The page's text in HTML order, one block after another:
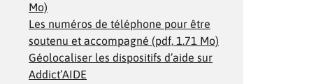
Mo)
Les numéros de téléphone pour être
soutenu et accompagné (pdf, 1.71 Mo)
Géolocaliser les dispositifs d’aide sur
Addict’AIDE